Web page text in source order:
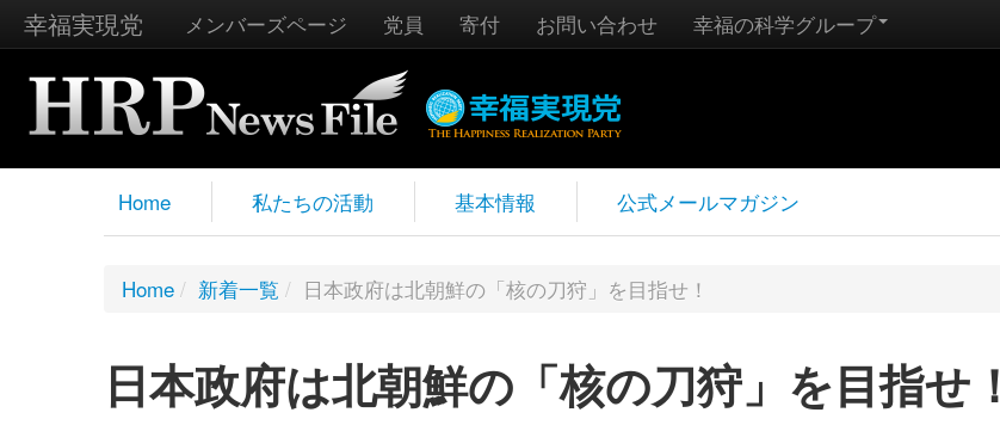
幸福実現党 メンバーズページ 党員 寄付 お問い合わせ 幸福の科学グループ
Home 私たちの活動 基本情報 公式メールマガジン
Home / 新着一覧 / 日本政府は北朝鮮の「核の刀狩」を目指せ！
日本政府は北朝鮮の「核の刀狩」を目指せ！